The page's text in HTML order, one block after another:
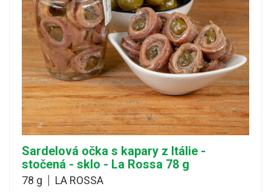
Sardelová očka s kapary z Itálie -
stočená - sklo - La Rossa 78 g
78 g LA ROSSA